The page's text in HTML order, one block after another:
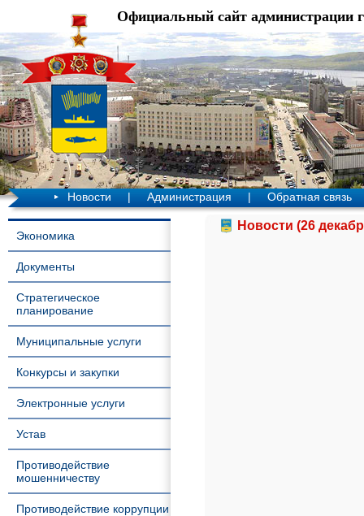
Официальный сайт администрации
Новости | Администрация | Обратная связь
Экономика
Документы
Стратегическое
планирование
Муниципальные услуги
Конкурсы и закупки
Электронные услуги
Устав
Противодействие
мошенничеству
Противодействие коррупции
Новости (26